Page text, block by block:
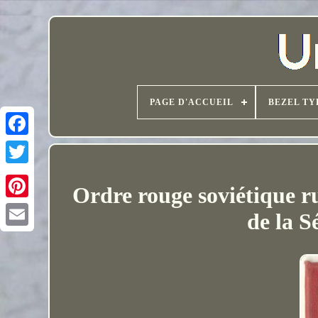
PAGE D'ACCUEIL BEZEL
Ordre rouge soviétique
de la